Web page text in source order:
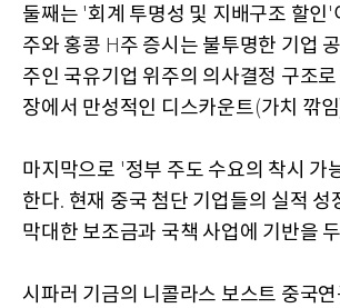
둘째는 '회계 투명성 및 지배구조 할인'
주와 홍콩 H 주 증시는 불투명한 기업
주인 국유기업 위주의 의사결정 구조로
장에서 만성적인 디스카운트(가치 깎임
마지막으로 '정부 주도 수요의 착시 가
한다. 현재 중국 첨단 기업들의 실적 성
막대한 보조금과 국책 사업에 기반을
시파러 기금의 니콜라스 보스트 중국